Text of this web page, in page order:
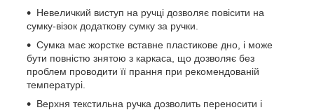
Невеличкий виступ на ручці дозволяє повісити на
сумку-візок додаткову сумку за ручки.
Сумка має жорстке вставне пластикове дно, і може
бути повністю знятою з каркаса, що дозволяє без
проблем проводити її прання при рекомендованій
температурі.
Верхня текстильна ручка дозволить переносити і